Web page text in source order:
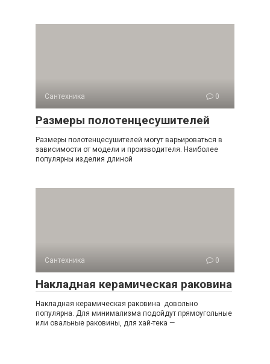
Сантехника 0
Размеры полотенцесушителей
Размеры полотенцесушителей могут варьироваться в
зависимости от модели и производителя. Наиболее
популярны изделия длиной
Сантехника 0
Накладная керамическая раковина
Накладная керамическая раковина довольно
популярна. Для минимализма подойдут прямоугольные
или овальные раковины, для хай-тека —